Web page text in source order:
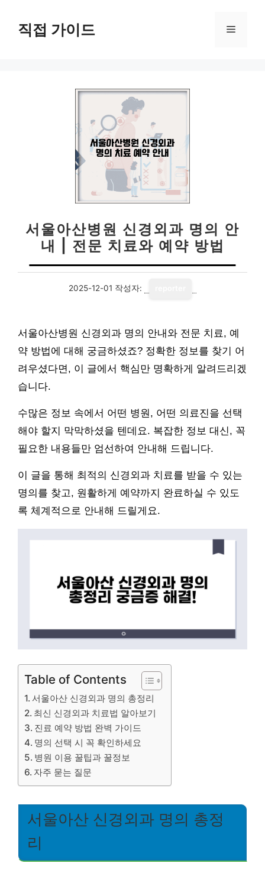
직접 가이드 메
서울아산병원 신경외과 명의 안
내 | 전문 치료와 예약 방법
2025-12-01 작성자:
서울아산병원 신경외과 명의 안내와 전문 치료, 예
약 방법에 대해 궁금하셨죠? 정확한 정보를 찾기 어
려우셨다면, 이 글에서 핵심만 명확하게 알려드리겠
습니다.
수많은 정보 속에서 어떤 병원, 어떤 의료진을 선택
해야 할지 막막하셨을 텐데요. 복잡한 정보 대신, 꼭
필요한 내용들만 엄선하여 안내해 드립니다.
이 글을 통해 최적의 신경외과 치료를 받을 수 있는
명의를 찾고, 원활하게 예약까지 완료하실 수 있도
록 체계적으로 안내해 드릴게요.
Table of Contents
서울아산 신경외과 명의 총정리
최신 신경외과 치료법 알아보기
진료 예약 방법 완벽 가이드
명의 선택 시 꼭 확인하세요
병원 이용 꿀팁과 꿀정보
자주 묻는 질문
서울아산 신경외과 명의 총정
리